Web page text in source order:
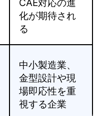
CAE対応の進
化が期待され
る
中小製造業、
金型設計や現
場即応性を重
視する企業